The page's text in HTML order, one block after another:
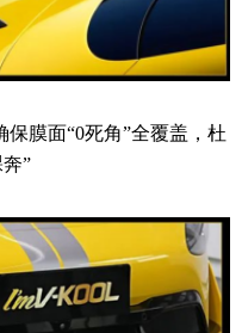
膜面“0死角”全覆盖，杜
”